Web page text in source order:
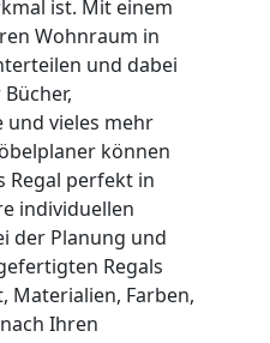
ist. Mit einem
Wohnraum in
und dabei
vieles mehr
können
Regal perfekt in
individuellen
der Planung und
Regals
Materialien, Farben,
Ihren